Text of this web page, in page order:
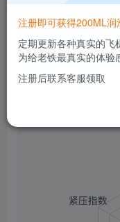
2个月前更新
注册即可获得200ML润
定期更新各种真实的飞
为给老铁最真实的体
注册后联系客服领取